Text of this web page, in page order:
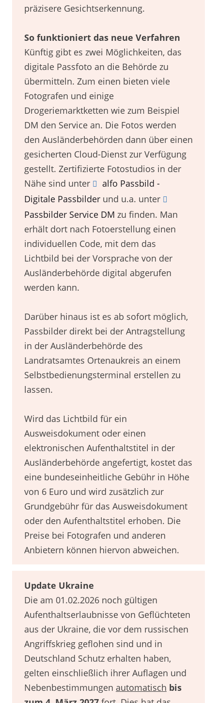
präzisere Gesichtserkennung.
So funktioniert das neue Verfahren
Künftig gibt es zwei Möglichkeiten, das
digitale Passfoto an die Behörde zu
übermitteln. Zum einen bieten viele
Fotografen und einige
Drogeriemarktketten wie zum Beispiel
DM den Service an. Die Fotos werden
den Ausländerbehörden dann über einen
gesicherten Cloud-Dienst zur Verfügung
gestellt. Zertifizierte Fotostudios in der
Nähe sind unter
alfo Passbild -
Digitale Passbilder und u.a. unter
Passbilder Service DM zu finden. Man
erhält dort nach Fotoerstellung einen
individuellen Code, mit dem das
Lichtbild bei der Vorsprache von der
Ausländerbehörde digital abgerufen
werden kann.
Darüber hinaus ist es ab sofort möglich,
Passbilder direkt bei der Antragstellung
in der Ausländerbehörde des
Landratsamtes Ortenaukreis an einem
Selbstbedienungsterminal erstellen zu
lassen.
Wird das Lichtbild für ein
Ausweisdokument oder einen
elektronischen Aufenthaltstitel in der
Ausländerbehörde angefertigt, kostet das
eine bundeseinheitliche Gebühr in Höhe
von 6 Euro und wird zusätzlich zur
Grundgebühr für das Ausweisdokument
oder den Aufenthaltstitel erhoben. Die
Preise bei Fotografen und anderen
Anbietern können hiervon abweichen.
Update Ukraine
Die am 01.02.2026 noch gültigen
Aufenthaltserlaubnisse von Geflüchteten
aus der Ukraine, die vor dem russischen
Angriffskrieg geflohen sind und in
Deutschland Schutz erhalten haben,
gelten einschließlich ihrer Auflagen und
Nebenbestimmungen automatisch bis